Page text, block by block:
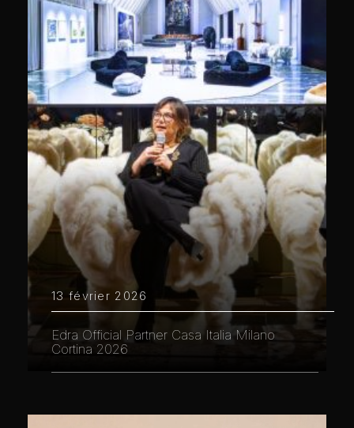
13 février 2026
Edra Official Partner Casa Italia Milano
Cortina 2026